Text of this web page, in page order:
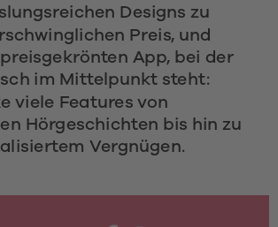
Designs zu
Preis, und
App, bei der
im Mittelpunkt steht:
viele Features von
Hörgeschichten bis hin zu
Vergnügen.